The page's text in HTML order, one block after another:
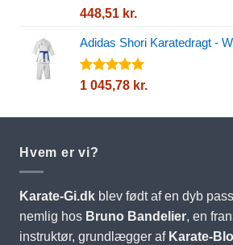
Vurderet
ud af
5
448,51 kr.
Adidas Shori Karatedragt -
Vurderet
ud af
1 045,78 kr.
Hvem er vi?
Karate-Gi.dkblev født af en dyb
nemlig hos Bruno Bandelier, en
instruktør, grundlægger af Karate-